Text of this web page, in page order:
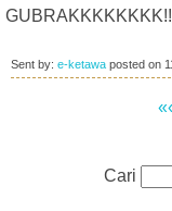
GUBRAKKKKKKKK!!
Sent by: e-ketawa posted on
Cari